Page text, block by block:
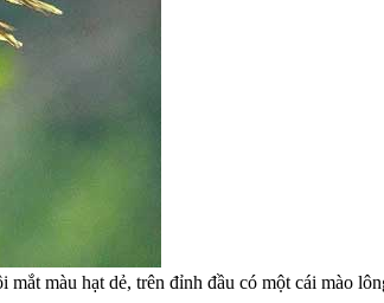
màu hạt dẻ, trên đỉnh đầu có một cái mào